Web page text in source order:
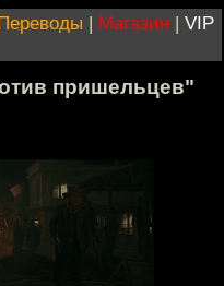
| Магазин | VIP
пришельцев"